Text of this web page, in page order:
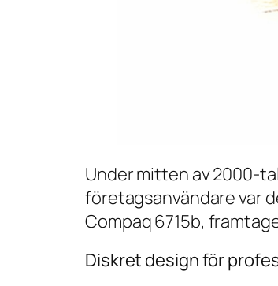
Under mitten av 2000-
företagsanvändare var
Compaq 6715b,
Diskret design för